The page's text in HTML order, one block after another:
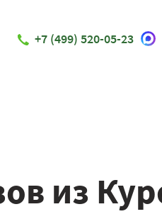
+7 (499) 520-05-23
из